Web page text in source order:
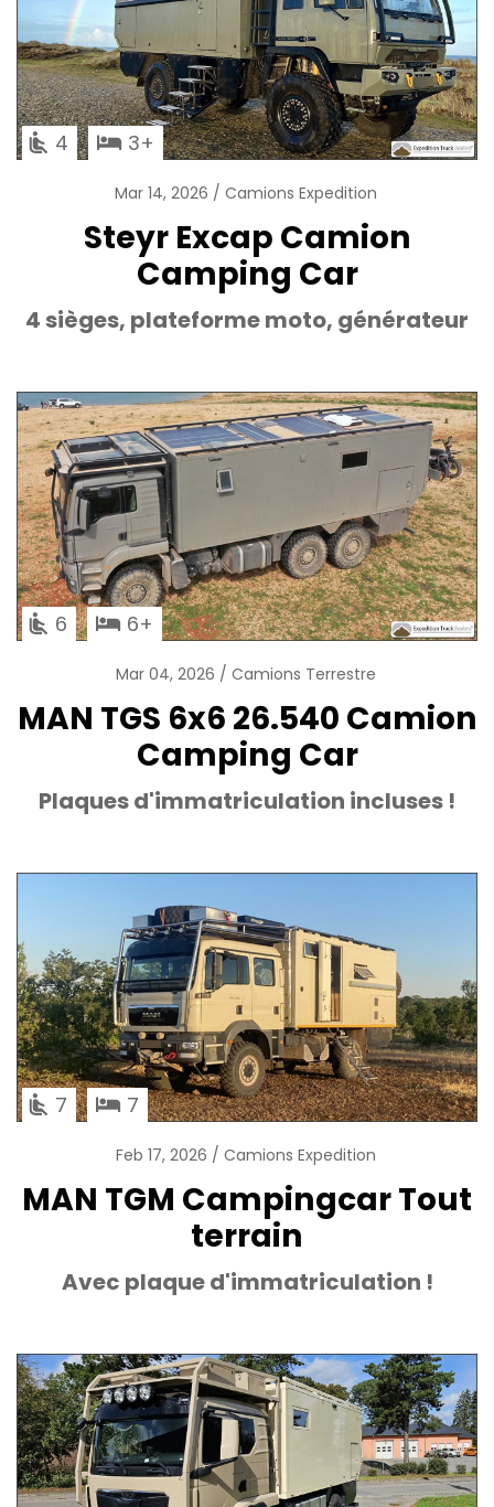
4 3
Mar 14, 2026 Camions Expedition
Steyr Excap Camion
Camping Car
4 sièges, plateforme moto, générateur
6 6
Mar 04, 2026 Camions Terrestre
MAN TGS 6x6 26.540 Camion
Camping Car
Plaques d'immatriculation incluses !
7 7
Feb 17, 2026 Camions Expedition
MAN TGM Campingcar Tout
terrain
Avec plaque d'immatriculation !